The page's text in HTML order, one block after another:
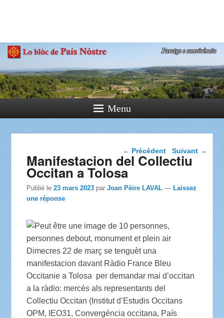
Paratge e Convivència
Menu
Navigation dans les
articles
← Précédent Suivant →
Manifestacion del Collectiu
Occitan a Tolosa
Publié le23 mars 2023 parJoan Pèire LAVAL —Laissez
une réponse
Dimecres 22 de març se tenguèt una
manifestacion davant Ràdio France Bleu
Occitanie a Tolosa per demandar mai d’occitan
a la ràdio: mercés als representants del
Collectiu Occitan (Institut d’Estudis Occitans
OPM, IEO31, Convergéncia occitana, País